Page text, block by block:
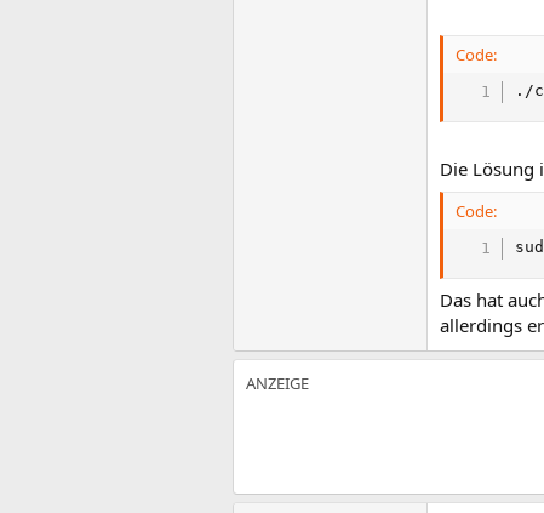
Code:
./
Die Lösung
Code:
Das hat
allerdings